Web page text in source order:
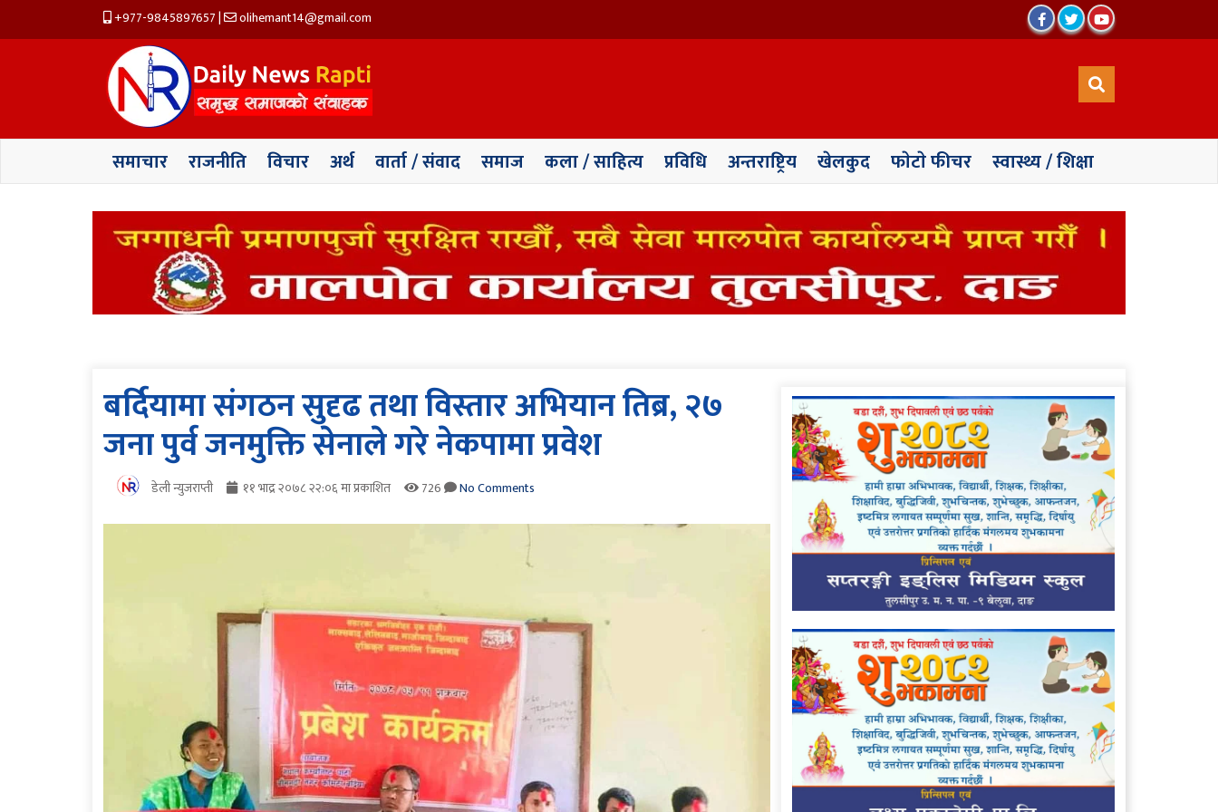
+977-9845897657| olihemant14@gmail.com
समाचार राजनीति विचार अर्थ वार्ता / संवाद समाज कला / साहित्य प्रविधि अन्तराष्ट्रिय खेलकुद फाेटाे फीचर स्वास्थ्य / शिक्षा
बर्दियामा संगठन सुदृढ तथा विस्तार अभियान तिब्र, २७
जना पुर्व जनमुक्ति सेनाले गरे नेकपामा प्रवेश
डेली न्युजराप्ती ११ भाद्र २०७८ २२:०६ मा प्रकाशित 726 No Comments